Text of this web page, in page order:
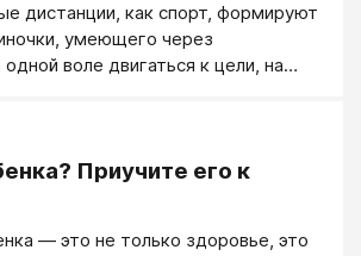
дистанции, как спорт, формируют
умеющего через
воле двигаться к цели, на
движений и дарит умения
Большой теннис — это чувство
тактику, не бояться
вид спорта, это чувство
Приучите его к
— это не только здоровье, это